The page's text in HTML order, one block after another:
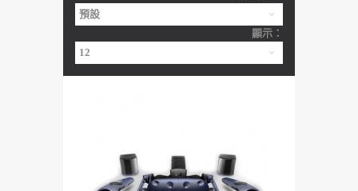
顯示：